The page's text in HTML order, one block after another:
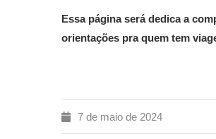
Essa página será dedica a
orientações pra quem tem
7 de maio de 2024